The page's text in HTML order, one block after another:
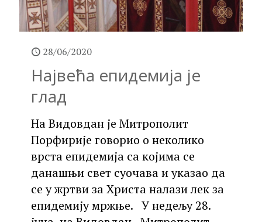
28/06/2020
Највећа епидемија је
глад
На Видовдан је Митрополит
Порфирије говорио о неколико
врста епидемија са којима се
данашњи свет суочава и указао да
се у жртви за Христа налази лек за
епидемију мржње. У недељу 28.